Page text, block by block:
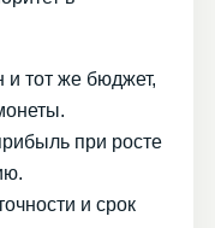
и тот же бюджет,
при росте
и срок